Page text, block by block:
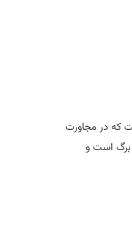
که در مجاورت
برگ است و